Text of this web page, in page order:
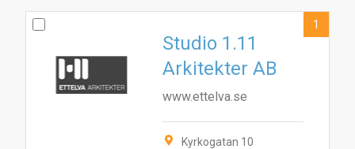
Studio 1.11
Arkitekter AB
www.ettelva.se
Kyrkogatan 10
1